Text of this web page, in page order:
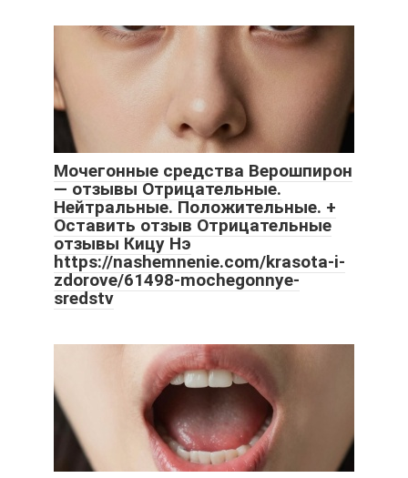
Мочегонные средства Верошпирон
— отзывы Отрицательные.
Нейтральные. Положительные. +
Оставить отзыв Отрицательные
отзывы Кицу Нэ
https://nashemnenie.com/krasota-i-
zdorove/61498-mochegonnye-
sredstv